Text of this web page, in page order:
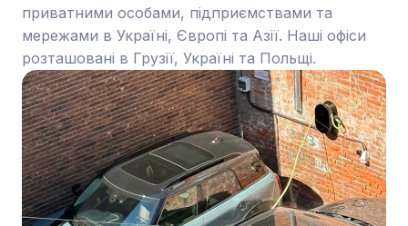
приватними особами, підприємствами та
мережами в Україні, Європі та Азії. Наші офіси
розташовані в Грузії, Україні та Польщі.